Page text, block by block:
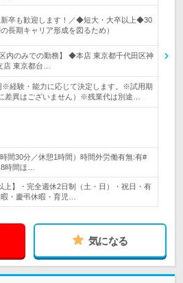
新卒も歓迎します！／◆短大・大卒以上◆30
長期キャリア形成を図るため）
区内のみでの勤務】 ◆本店 東京都千代田区神
東京都台…
※経験・能力に応じて決定します。※試用期
差異はございません）※残業代は別途…
間30分／休憩1時間）時間外労働有無:有#
時間ほ…
上】・完全週休2日制（土・日）・祝日・有
・慶弔休暇・育児…
気になる